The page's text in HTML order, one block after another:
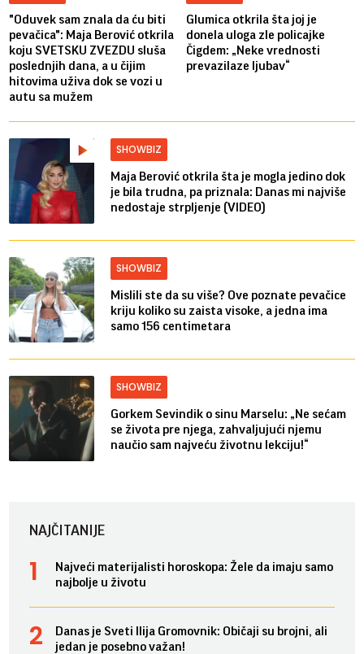
"Oduvek sam znala da ću biti
pevačica": Maja Berović otkrila
koju SVETSKU ZVEZDU sluša
poslednjih dana, a u čijim
hitovima uživa dok se vozi u
autu sa mužem
Glumica otkrila šta joj je
donela uloga zle policajke
Čigdem: „Neke vrednosti
prevazilaze ljubav“
SHOWBIZ
Maja Berović otkrila šta je mogla jedino dok
je bila trudna, pa priznala: Danas mi najviše
nedostaje strpljenje (VIDEO)
SHOWBIZ
Mislili ste da su više? Ove poznate pevačice
kriju koliko su zaista visoke, a jedna ima
samo 156 centimetara
SHOWBIZ
Gorkem Sevindik o sinu Marselu: „Ne sećam
se života pre njega, zahvaljujući njemu
naučio sam najveću životnu lekciju!“
NAJČITANIJE
Najveći materijalisti horoskopa: Žele da imaju samo
najbolje u životu
Danas je Sveti Ilija Gromovnik: Običaji su brojni, ali
jedan je posebno važan!